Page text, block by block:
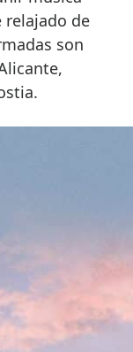
relajado de
son